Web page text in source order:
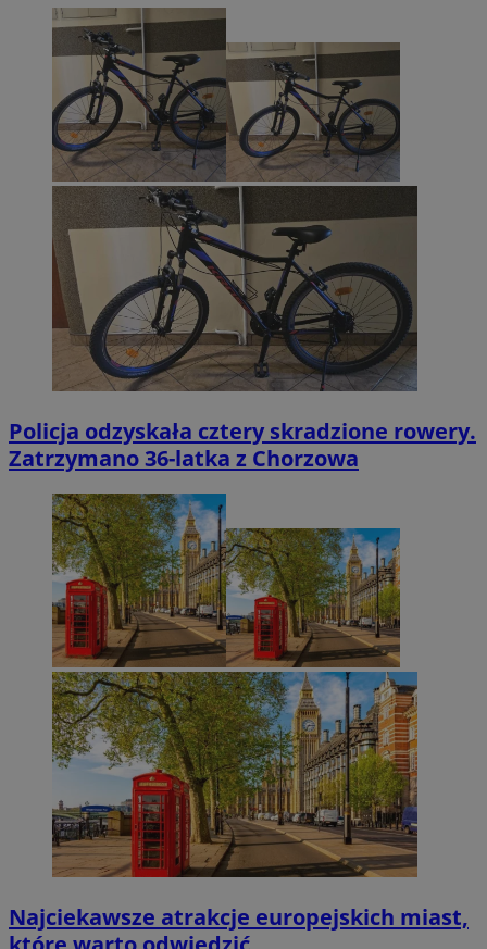
Policja odzyskała cztery skradzione rowery.
Zatrzymano 36-latka z Chorzowa
Najciekawsze atrakcje europejskich miast,